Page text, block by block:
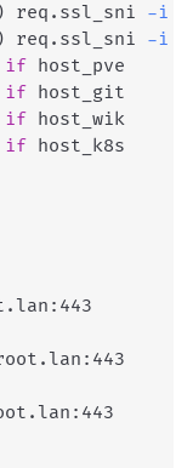
req.ssl_sni -i
req.ssl_sni -i
if host_pve
if host_git
if host_wik
if host_k8s